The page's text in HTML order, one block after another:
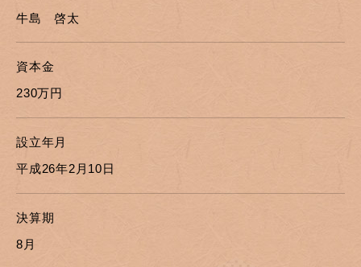
牛島 啓太
資本金
230万円
設立年月
平成26年2月10日
決算期
8月